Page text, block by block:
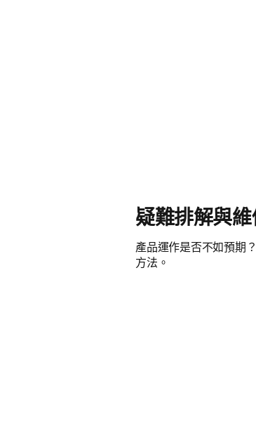
疑難排解與
產品運作是否不如預期
方法。